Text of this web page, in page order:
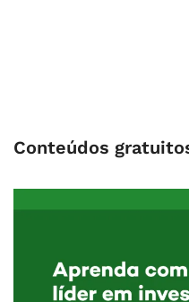
Conteúdos